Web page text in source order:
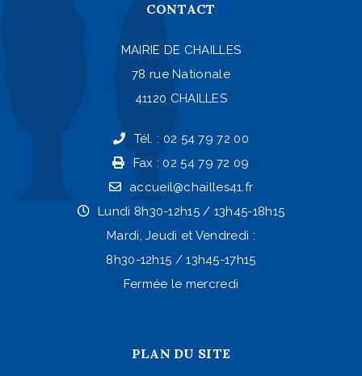
CONTACT
MAIRIE DE CHAILLES
78 rue Nationale
41120 CHAILLES
Tél. : 02 54 79 72 00
Fax : 02 54 79 72 09
accueil@chailles41.fr
Lundi 8h30-12h15 / 13h45-18h15
Mardi, Jeudi et Vendredi :
8h30-12h15 / 13h45-17h15
Fermée le mercredi
PLAN DU SITE